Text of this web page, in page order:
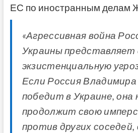
ЕС по иностранным делам
«Агрессивная война
Украины представляет
экзистенциальную
Если Россия
победит в Украине, она
продолжит свою
против других соседей,